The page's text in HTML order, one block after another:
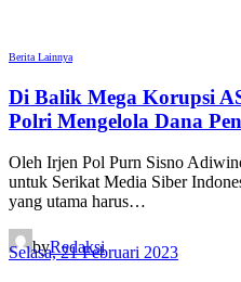
Berita Lainnya
Di Balik Mega Korupsi
Polri Mengelola Dana
Oleh Irjen Pol Purn Sisno
untuk Serikat Media Siber
yang utama harus…
byRedaksi
Selasa, 21 Februari 2023